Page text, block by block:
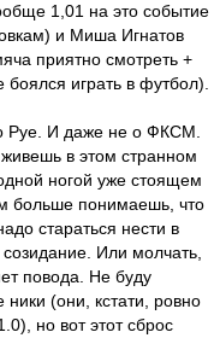
1,01 на это событие
и Миша Игнатов
приятно смотреть +
боялся играть в футбол).
Руе. И даже не о ФКСМ.
в этом странном
ногой уже стоящем
больше понимаешь, что
стараться нести в
Или молчать,
повода. Не буду
ники (они, кстати, ровно
но вот этот сброс